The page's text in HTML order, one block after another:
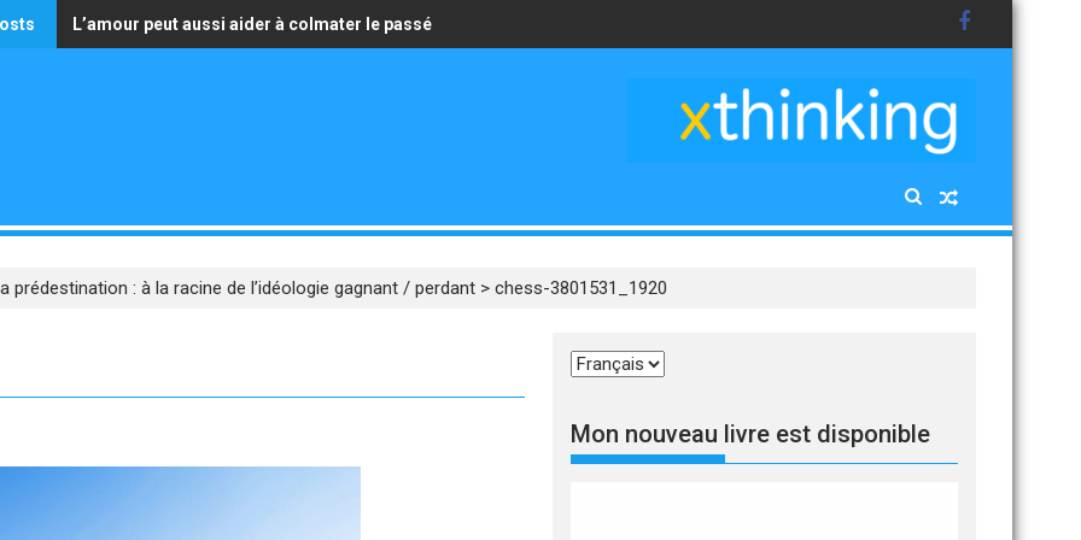
L’amour peut aussi aider à colmater le passé
La seule richesse qui vaille est celle d’avoir un cœur pur
prédestination : à la racine de l’idéologie gagnant / perdant > chess-3801531_1920
Choisir
langue
Mon nouveau livre est disponible